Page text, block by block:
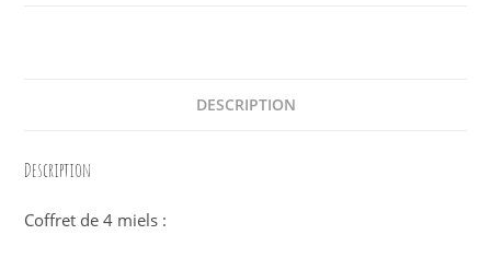
DESCRIPTION
Description
Coffret de 4 miels :